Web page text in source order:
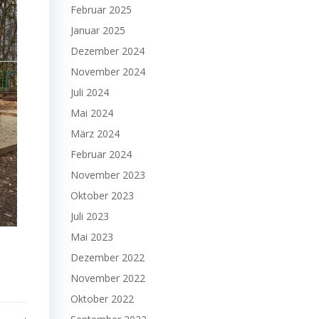
Februar 2025
Januar 2025
Dezember 2024
November 2024
Juli 2024
Mai 2024
März 2024
Februar 2024
November 2023
Oktober 2023
Juli 2023
Mai 2023
Dezember 2022
November 2022
Oktober 2022